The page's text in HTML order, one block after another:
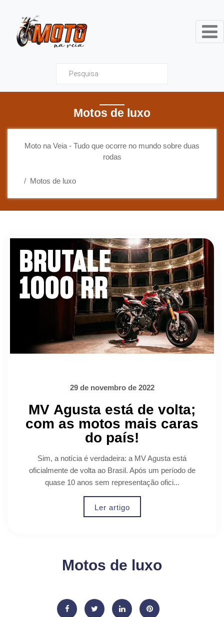
Moto na Veia - Tudo que
Motos de luxo
Moto na Veia - Tudo que ocorre no mundo sobre duas
rodas
Motos de luxo
29 de novembro de 2022
MV Agusta está de volta;
com as motos mais caras
do país!
Sim, a notícia é verdadeira: a MV Agusta está
oficialmente de volta ao Brasil. Após um período de
quase 10 anos sem representação ofici...
Ler artigo
Motos de luxo